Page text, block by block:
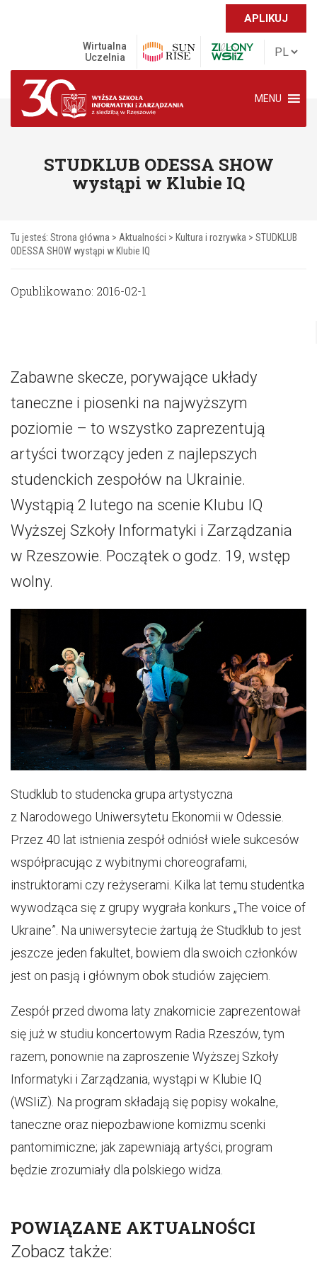
APLIKUJ
Wirtualna
Uczelnia
MENU
STUDKLUB ODESSA SHOW
wystąpi w Klubie IQ
Tu jesteś: Strona główna > Aktualności > Kultura i rozrywka > STUDKLUB
ODESSA SHOW wystąpi w Klubie IQ
Opublikowano: 2016-02-1
Zabawne skecze, porywające układy
taneczne i piosenki na najwyższym
poziomie – to wszystko zaprezentują
artyści tworzący jeden z najlepszych
studenckich zespołów na Ukrainie.
Wystąpią 2 lutego na scenie Klubu IQ
Wyższej Szkoły Informatyki i Zarządzania
w Rzeszowie. Początek o godz. 19, wstęp
wolny.
Studklub to studencka grupa artystyczna
z Narodowego Uniwersytetu Ekonomii w Odessie.
Przez 40 lat istnienia zespół odniósł wiele sukcesów
współpracując z wybitnymi choreografami,
instruktorami czy reżyserami. Kilka lat temu studentka
wywodząca się z grupy wygrała konkurs „The voice of
Ukraine”. Na uniwersytecie żartują że Studklub to jest
jeszcze jeden fakultet, bowiem dla swoich członków
jest on pasją i głównym obok studiów zajęciem.
Zespół przed dwoma laty znakomicie zaprezentował
się już w studiu koncertowym Radia Rzeszów, tym
razem, ponownie na zaproszenie Wyższej Szkoły
Informatyki i Zarządzania, wystąpi w Klubie IQ
(WSIiZ). Na program składają się popisy wokalne,
taneczne oraz niepozbawione komizmu scenki
pantomimiczne; jak zapewniają artyści, program
będzie zrozumiały dla polskiego widza.
POWIĄZANE AKTUALNOŚCI
Zobacz także: